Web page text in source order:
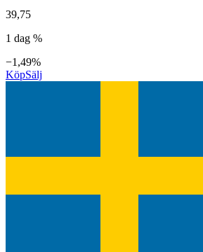
39,75
1 dag %
−1,49%
KöpSälj